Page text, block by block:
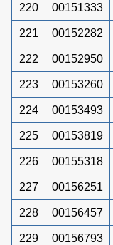
220 00151333
221 00152282
222 00152950
223 00153260
224 00153493
225 00153819
226 00155318
227 00156251
228 00156457
229 00156793